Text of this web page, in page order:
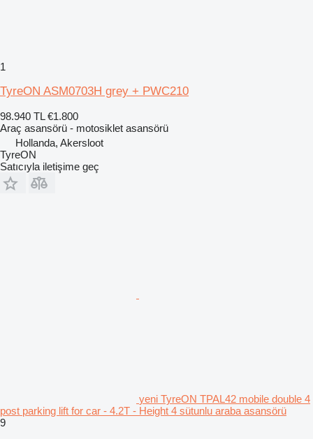
1
TyreON ASM0703H grey + PWC210
98.940 TL €1.800
Araç asansörü - motosiklet asansörü
Hollanda, Akersloot
TyreON
Satıcıyla iletişime geç
yeni TyreON TPAL42 mobile double 4
post parking lift for car - 4.2T - Height 4 sütunlu araba asansörü
9